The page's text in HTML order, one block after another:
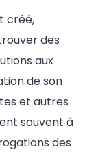
créé,
des
aux
de son
et autres
souvent à
des